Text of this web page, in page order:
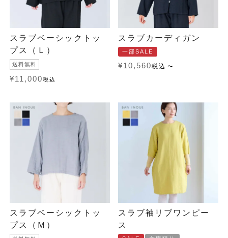
スラブベーシックトッ
プス（Ｌ）
送料無料
¥11,000税込
スラブカーディガン
一部SALE
¥10,560税込 〜
スラブベーシックトッ
プス（Ｍ）
スラブ袖リブワンピー
ス